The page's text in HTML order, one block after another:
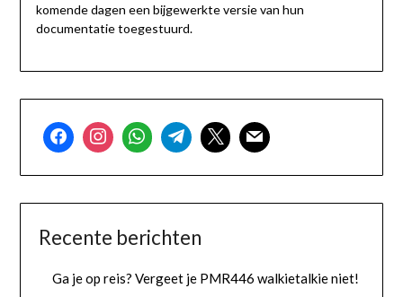
komende dagen een bijgewerkte versie van hun
documentatie toegestuurd.
Recente berichten
Ga je op reis? Vergeet je PMR446 walkietalkie niet!